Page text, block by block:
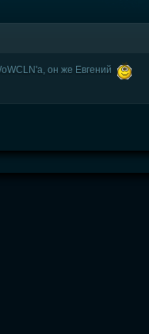
он же Евгений